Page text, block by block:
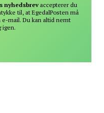
nyhedsbrevaccepterer du
til, at EgedalPosten må
e-mail. Du kan altid nemt
igen.